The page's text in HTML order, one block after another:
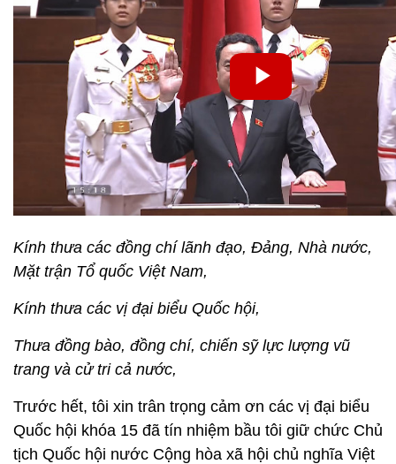
Kính thưa các đồng chí lãnh đạo, Đảng, Nhà nước,
Mặt trận Tổ quốc Việt Nam,
Kính thưa các vị đại biểu Quốc hội,
Thưa đồng bào, đồng chí, chiến sỹ lực lượng vũ
trang và cử tri cả nước,
Trước hết, tôi xin trân trọng cảm ơn các vị đại biểu
Quốc hội khóa 15 đã tín nhiệm bầu tôi giữ chức Chủ
tịch Quốc hội nước Cộng hòa xã hội chủ nghĩa Việt